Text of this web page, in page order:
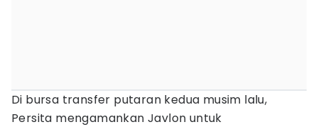
Di bursa transfer putaran kedua musim lalu,
Persita mengamankan Javlon untuk